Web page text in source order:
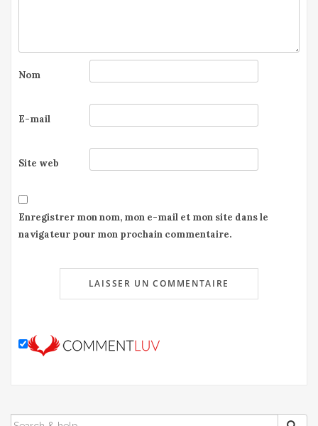
Nom
E-mail
Site web
Enregistrer mon nom, mon e-mail et mon site dans le
navigateur pour mon prochain commentaire.
SEARCH